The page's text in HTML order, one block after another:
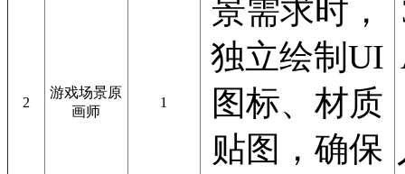
2
游戏场景原
画师
1
景需求时，
独立绘制UI
图标、材质
贴图，确保